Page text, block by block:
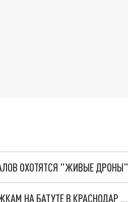
ОХОТЯТСЯ "ЖИВЫЕ ДРОНЫ"
СПОРТСМЕНЫ ИЗ БЕЛАРУСИ ДОБЕРУТСЯ ДО ТУРНИРА ПО ПРЫЖКАМ НА БАТУТЕ В КРАСНОДАР С ПЯТЬЮ ПЕРЕСАДКАМИ